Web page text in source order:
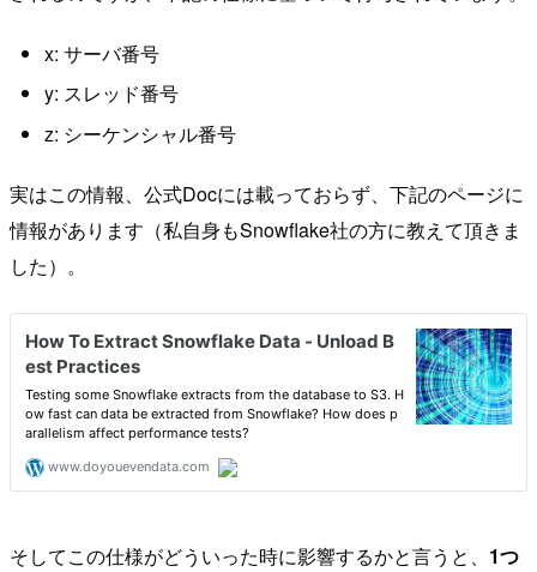
x: サーバ番号
y: スレッド番号
z: シーケンシャル番号
実はこの情報、公式Docには載っておらず、下記のページに
情報があります（私自身もSnowflake社の方に教えて頂きま
した）。
そしてこの仕様がどういった時に影響するかと言うと、 1つ